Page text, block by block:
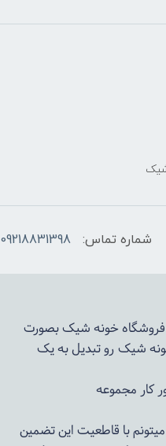
شیک
شماره تماس: 09218831398
فروشگاه خونه شیک بصورت
شیکرو تبدیل به یک
میتونم با قاطعیت این تضمین